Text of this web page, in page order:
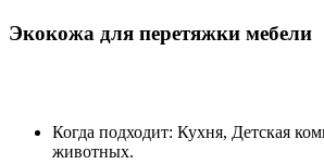
Экокожа для перетяжки мебели
Когда подходит: Кухня, Детская
животных.